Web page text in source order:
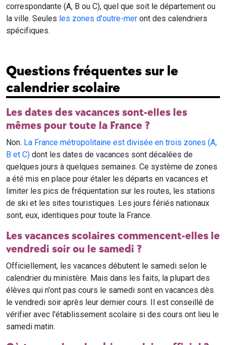
correspondante (A, B ou C), quel que soit le département ou
la ville. Seules les zones d'outre-mer ont des calendriers
spécifiques.
Questions fréquentes sur le
calendrier scolaire
Les dates des vacances sont-elles les
mêmes pour toute la France ?
Non. La France métropolitaine est divisée en trois zones (A,
B et C) dont les dates de vacances sont décalées de
quelques jours à quelques semaines. Ce système de zones
a été mis en place pour étaler les départs en vacances et
limiter les pics de fréquentation sur les routes, les stations
de ski et les sites touristiques. Les jours fériés nationaux
sont, eux, identiques pour toute la France.
Les vacances scolaires commencent-elles le
vendredi soir ou le samedi ?
Officiellement, les vacances débutent le samedi selon le
calendrier du ministère. Mais dans les faits, la plupart des
élèves qui n'ont pas cours le samedi sont en vacances dès
le vendredi soir après leur dernier cours. Il est conseillé de
vérifier avec l'établissement scolaire si des cours ont lieu le
samedi matin.